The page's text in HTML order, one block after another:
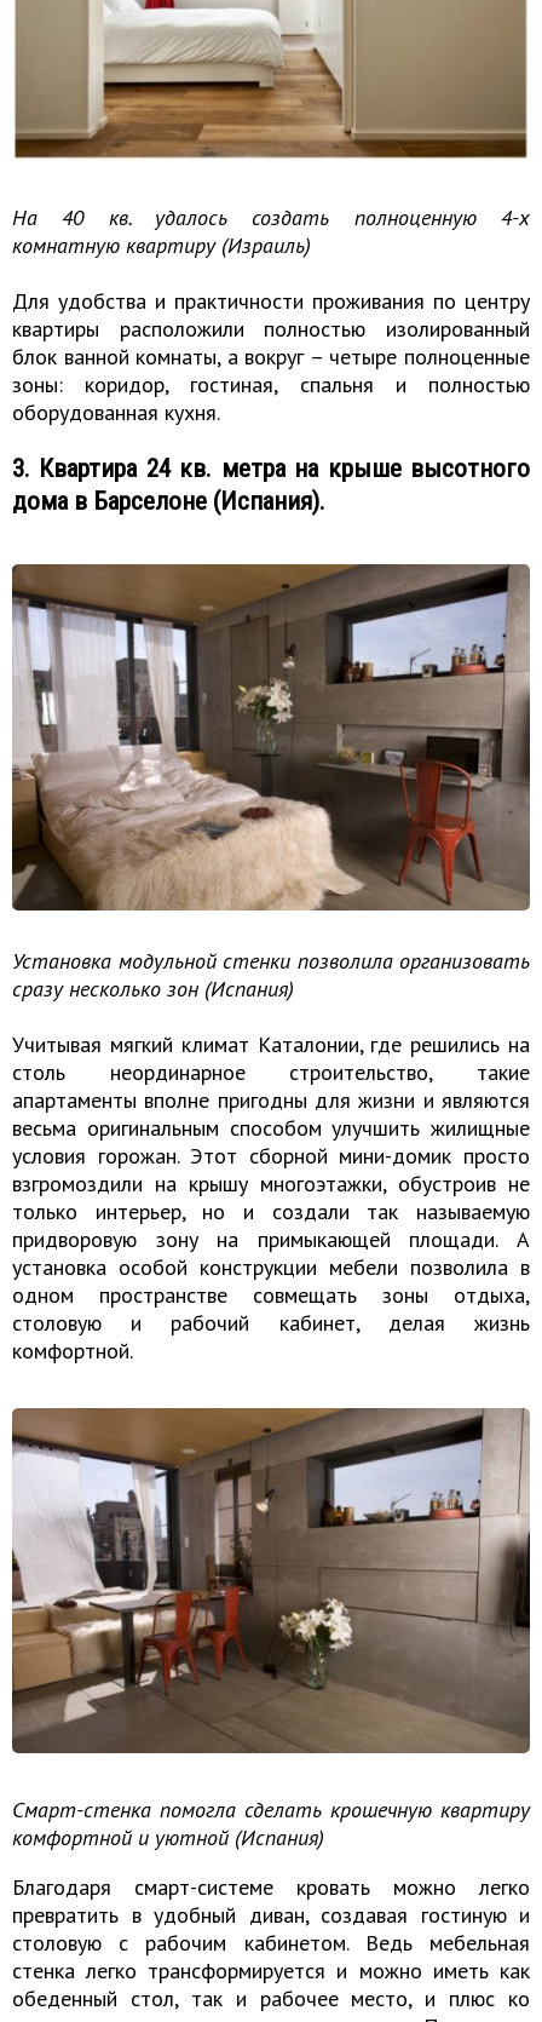
На 40 кв. удалось создать полноценную 4-х
комнатную квартиру (Израиль)
Для удобства и практичности проживания по центру
квартиры расположили полностью изолированный
блок ванной комнаты, а вокруг – четыре полноценные
зоны: коридор, гостиная, спальня и полностью
оборудованная кухня.
3. Квартира 24 кв. метра на крыше высотного
дома в Барселоне (Испания).
Установка модульной стенки позволила организовать
сразу несколько зон (Испания)
Учитывая мягкий климат Каталонии, где решились на
столь неординарное строительство, такие
апартаменты вполне пригодны для жизни и являются
весьма оригинальным способом улучшить жилищные
условия горожан. Этот сборной мини-домик просто
взгромоздили на крышу многоэтажки, обустроив не
только интерьер, но и создали так называемую
придворовую зону на примыкающей площади. А
установка особой конструкции мебели позволила в
одном пространстве совмещать зоны отдыха,
столовую и рабочий кабинет, делая жизнь
комфортной.
Смарт-стенка помогла сделать крошечную квартиру
комфортной и уютной (Испания)
Благодаря смарт-системе кровать можно легко
превратить в удобный диван, создавая гостиную и
столовую с рабочим кабинетом. Ведь мебельная
стенка легко трансформируется и можно иметь как
обеденный стол, так и рабочее место, и плюс ко